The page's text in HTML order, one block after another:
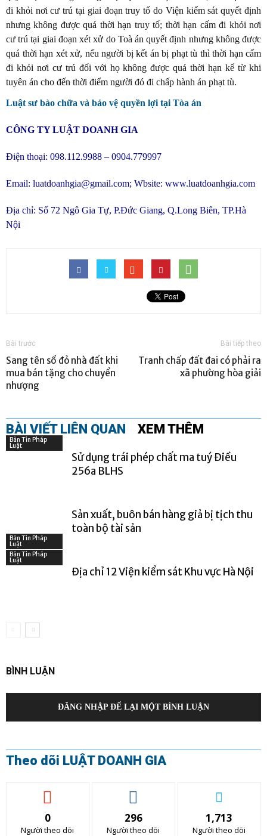
đi khỏi nơi cư trú tại giai đoạn truy tố do Viện kiểm sát quyết định
nhưng không được quá thời hạn truy tố; thời hạn cấm đi khỏi nơi
cư trú tại giai đoạn xét xử do Toà án quyết định nhưng không được
quá thời hạn xét xử, nếu người bị kết án bị phạt tù thì thời hạn cấm
đi khỏi nơi cư trú đối với họ không được quá thời hạn kể từ khi
tuyên án cho đến thời điểm người đó đi chấp hành án phạt tù.
Luật sư bào chữa và bảo vệ quyền lợi tại Tòa án
CÔNG TY LUẬT DOANH GIA
Điện thoại: 098.112.9988 – 0904.779997
Email: luatdoanhgia@gmail.com; Wbsite: www.luatdoanhgia.com
Địa chỉ: Số 72 Ngô Gia Tự, P.Đức Giang, Q.Long Biên, TP.Hà
Nội
Bài trước
Sang tên sổ đỏ nhà đất khi
mua bán tặng cho chuyển
nhượng
Bài tiếp theo
Tranh chấp đất đai có phải ra
xã phường hòa giải
BÀI VIẾT LIÊN QUAN XEM THÊM
Bản Tin Pháp
Luật
Sử dụng trái phép chất ma tuý Điều
256a BLHS
Bản Tin Pháp
Luật
Sản xuất, buôn bán hàng giả bị tịch thu
toàn bộ tài sản
Bản Tin Pháp
Luật
Địa chỉ 12 Viện kiểm sát Khu vực Hà Nội
BÌNH LUẬN
ĐĂNG NHẬP ĐỂ LẠI MỘT BÌNH LUẬN
Theo dõi LUẬT DOANH GIA
0
Người theo dõi
296
Người theo dõi
1,713
Người theo dõi